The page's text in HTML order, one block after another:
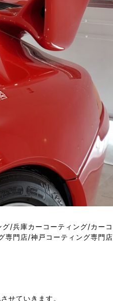
せていきます。